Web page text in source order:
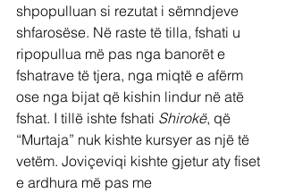
shpopulluan si rezutat i sëmndjeve
shfarosëse. Në raste të tilla, fshati u
ripopullua më pas nga banorët e
fshatrave të tjera, nga miqtë e afërm
ose nga bijat që kishin lindur në atë
fshat. I tillë ishte fshati Shirokë, që
“Murtaja” nuk kishte kursyer as një të
vetëm. Joviçeviqi kishte gjetur aty fiset
e ardhura më pas me